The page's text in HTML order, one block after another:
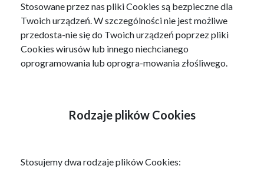
Stosowane przez nas pliki Cookies są bezpieczne dla
Twoich urządzeń. W szczególności nie jest możliwe
przedosta-nie się do Twoich urządzeń poprzez pliki
Cookies wirusów lub innego niechcianego
oprogramowania lub oprogra-mowania złośliwego.
Rodzaje plików Cookies
Stosujemy dwa rodzaje plików Cookies: